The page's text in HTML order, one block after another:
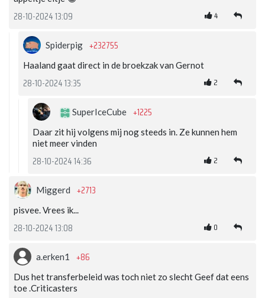
28-10-2024 13:09 4
Spiderpig +232755
Haaland gaat direct in de broekzak van Gernot
28-10-2024 13:35 2
SuperIceCube +1225
Daar zit hij volgens mij nog steeds in. Ze kunnen hem
niet meer vinden
28-10-2024 14:36 2
Miggerd +2713
pisvee. Vrees ik...
28-10-2024 13:08 0
a.erken1 +86
Dus het transferbeleid was toch niet zo slecht Geef dat eens
toe .Criticasters